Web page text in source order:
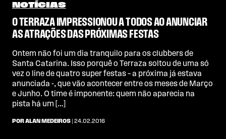
NOTÍCIAS
O TERRAZA IMPRESSIONOU A TODOS AO ANUNCIAR
AS ATRAÇÕES DAS PRÓXIMAS FESTAS
Ontem não foi um dia tranquilo para os clubbers de
Santa Catarina. Isso porquê o Terraza soltou de uma só
vez o line de quatro super festas – a próxima já estava
anunciada -, que vão acontecer entre os meses de Março
e Junho. O time é imponente: quem não aparecia na
pista há um […]
POR ALAN MEDEIROS | 24.02.2016